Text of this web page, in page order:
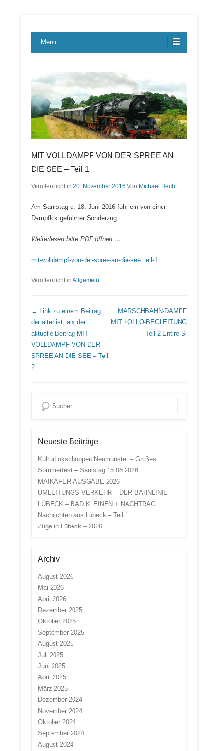
LBE-Express
Menu
MIT VOLLDAMPF VON DER SPREE AN
DIE SEE – Teil 1
Veröffentlicht in 20. November 2016 Von Michael Hecht
Am Samstag d. 18. Juni 2016 fuhr ein von einer
Dampflok geführter Sonderzug…
Weiterlesen bitte PDF öffnen …
mit-volldampf-von-der-spree-an-die-see_teil-1
Veröffentlicht in Allgemein
Beitrags Übersicht
← Link zu einem Beitrag,
der älter ist, als der
aktuelle Beitrag MIT
VOLLDAMPF VON DER
SPREE AN DIE SEE – Teil
2
MARSCHBAHN-DAMPF
MIT LOLLO-BEGLEITUNG
– Teil 2 Entire Si
Suche
Neueste Beiträge
KulturLokschuppen Neumünster – Großes
Sommerfest – Samstag 15.08.2026
MAIKÄFER-AUSGABE 2026
UMLEITUNGS-VERKEHR – DER BAHNLINIE
LÜBECK – BAD KLEINEN + NACHTRAG
Nachrichten aus Lübeck – Teil 1
Züge in Lübeck – 2026
Archiv
August 2026
Mai 2026
April 2026
Dezember 2025
Oktober 2025
September 2025
August 2025
Juli 2025
Juni 2025
April 2025
März 2025
Dezember 2024
November 2024
Oktober 2024
September 2024
August 2024